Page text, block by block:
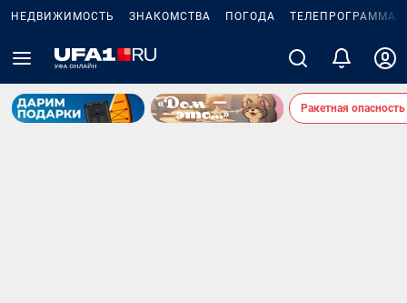
НЕДВИЖИМОСТЬ ЗНАКОМСТВА ПОГОДА ТЕЛЕПРОГРАММА
Ракетная